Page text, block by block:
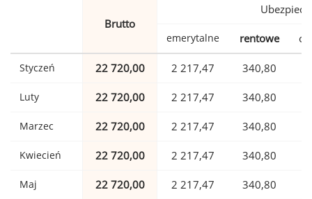
Brutto
emerytalne rentowe
Styczeń 22 720,00 2 217,47 340,80
Luty 22 720,00 2 217,47 340,80
Marzec 22 720,00 2 217,47 340,80
Kwiecień 22 720,00 2 217,47 340,80
Maj 22 720,00 2 217,47 340,80